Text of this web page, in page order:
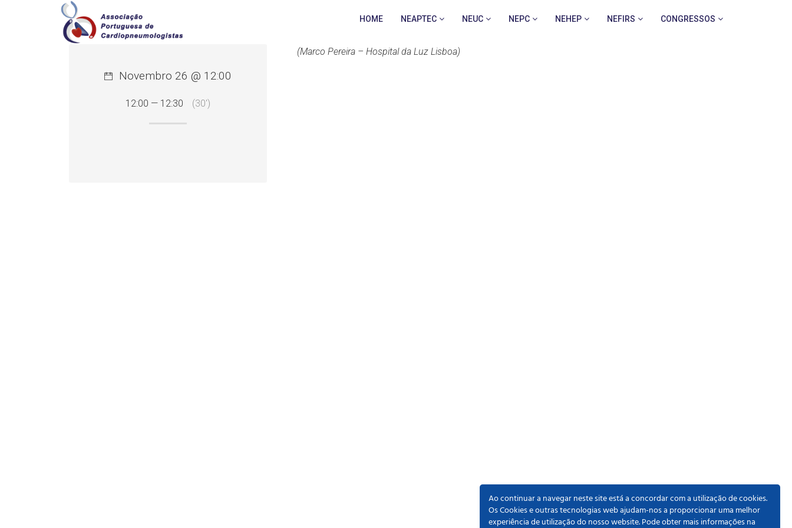
HOME NEAPTEC NEUC NEPC NEHEP NEFIRS CONGRESSOS
(Marco Pereira – Hospital da Luz Lisboa)
Novembro 26 @ 12:00
12:00 — 12:30 (30′)
Ao continuar a navegar neste site está a concordar com a utilização de cookies.
Os Cookies e outras tecnologias web ajudam-nos a proporcionar uma melhor
experiência de utilização do nosso website. Pode obter mais informações na